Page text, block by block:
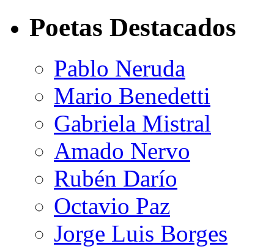
Poetas Destacados
Pablo Neruda
Mario Benedetti
Gabriela Mistral
Amado Nervo
Rubén Darío
Octavio Paz
Jorge Luis Borges